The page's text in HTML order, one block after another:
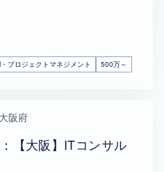
プロジェクトマネジメント 500万～
大阪府
【大阪】ITコンサル